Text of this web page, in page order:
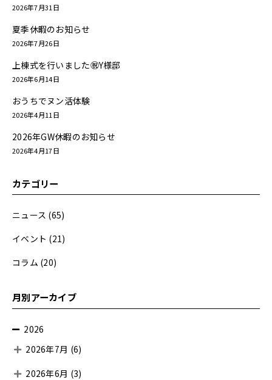
2026年7月31日
夏季休暇のお知らせ
2026年7月26日
上棟式を行いました㊗Y様邸
2026年6月14日
おうちでヌン活体験
2026年4月11日
2026年GW休暇のお知らせ
2026年4月17日
カテゴリー
ニュース (65)
イベント (21)
コラム (20)
月別アーカイブ
2026
2026年7月 (6)
2026年6月 (3)